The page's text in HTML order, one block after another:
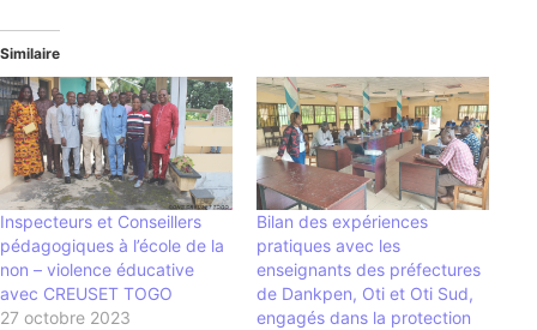
Similaire
Inspecteurs et Conseillers
pédagogiques à l’école de la
non – violence éducative
avec CREUSET TOGO
27 octobre 2023
Bilan des expériences
pratiques avec les
enseignants des préfectures
de Dankpen, Oti et Oti Sud,
engagés dans la protection